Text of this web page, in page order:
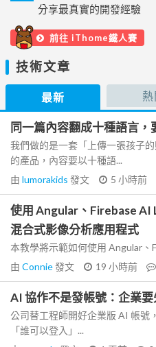
分享最真實的開發經驗
前往 iThome鐵人賽
技術文章
最新 熱
同一篇內容翻成十種語言，
我們做的是一套「上傳一張孩子
的產品，內容要以十種語...
由 lumorakids 發文 5 小時前
使用 Angular、Firebase AI
混合式影像分析應用程式
本教學將示範如何使用 Angular、
由 Connie發文 19 小時前
AI 協作不是發帳號：企業
公司替工程師開好企業版 AI 帳號
「誰可以登入」...